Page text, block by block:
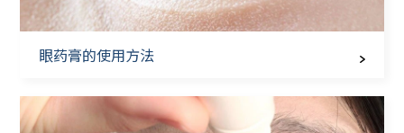
眼药膏的使用方法